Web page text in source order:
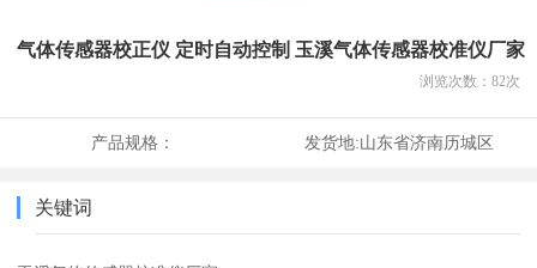
气体传感器校正仪 定时自动控制 玉溪气体传感器校准仪厂家
浏览次数： 82次
产品规格： 发货地:山东省济南历城区
关键词